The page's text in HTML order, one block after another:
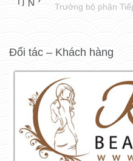
Trưởng bộ phận
Đối tác – Khách hàng